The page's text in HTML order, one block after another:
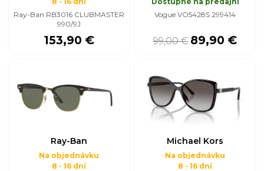
Ray-Ban RB3016 CLUBMASTER
990/9J
153,90 €
Vogue VO5428S 299414
99,00 € 89,90 €
Ray-Ban
Na objednávku
8 - 16 dní
Michael Kors
Na objednávku
8 - 16 dní